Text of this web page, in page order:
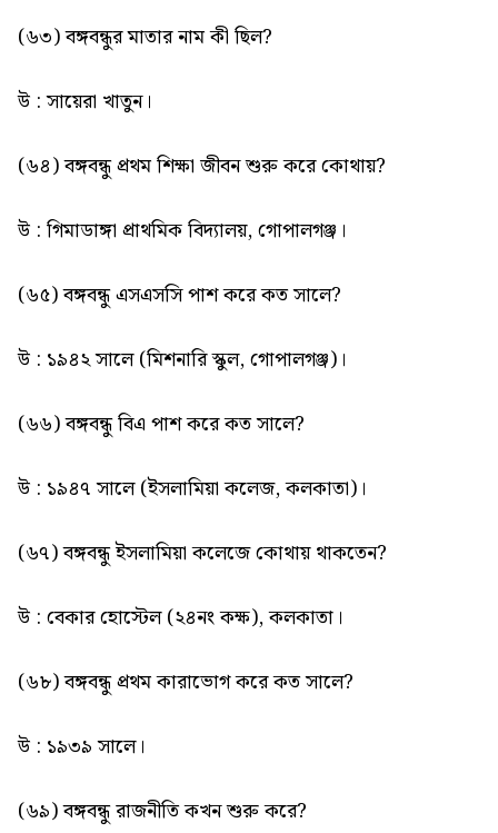
(৬৩) বঙ্গবন্ধুর মাতার নাম কী ছিল?
উ : সায়েরা খাতুন।
(৬৪) বঙ্গবন্ধু প্রথম শিক্ষা জীবন শুরু করে কোথায়?
উ : গিমাডাঙ্গা প্রাথমিক বিদ্যালয়, গোপালগঞ্জ।
(৬৫) বঙ্গবন্ধু এসএসসি পাশ করে কত সালে?
উ : ১৯৪২ সালে (মিশনারি স্কুল, গোপালগঞ্জ)।
(৬৬) বঙ্গবন্ধু বিএ পাশ করে কত সালে?
উ : ১৯৪৭ সালে (ইসলামিয়া কলেজ, কলকাতা)।
(৬৭) বঙ্গবন্ধু ইসলামিয়া কলেজে কোথায় থাকতেন?
উ : বেকার হোস্টেল (২৪নং কক্ষ), কলকাতা।
(৬৮) বঙ্গবন্ধু প্রথম কারাভোগ করে কত সালে?
উ : ১৯৩৯ সালে।
(৬৯) বঙ্গবন্ধু রাজনীতি কখন শুরু করে?